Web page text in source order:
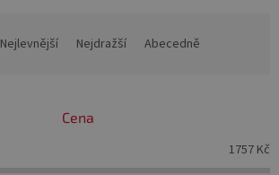
Nejlevnější Nejdražší Abecedně
Cena
1757 Kč